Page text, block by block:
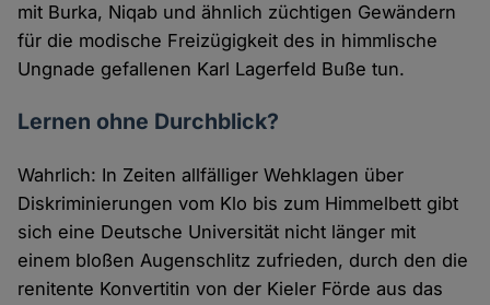
mit Burka, Niqab und ähnlich züchtigen Gewändern
für die modische Freizügigkeit des in himmlische
Ungnade gefallenen Karl Lagerfeld Buße tun.
Lernen ohne Durchblick?
Wahrlich: In Zeiten allfälliger Wehklagen über
Diskriminierungen vom Klo bis zum Himmelbett gibt
sich eine Deutsche Universität nicht länger mit
einem bloßen Augenschlitz zufrieden, durch den die
renitente Konvertitin von der Kieler Förde aus das